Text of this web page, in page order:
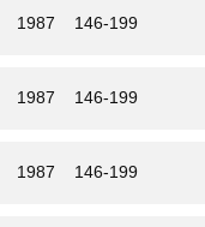
1987 146-199
1987 146-199
1987 146-199